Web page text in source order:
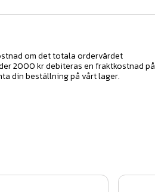
om det totala ordervärdet
2000 kr debiteras en fraktkostnad på
din beställning på vårt lager.